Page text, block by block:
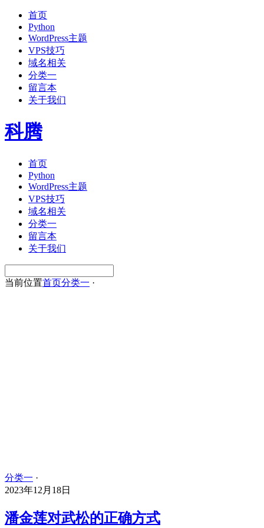
首页
Python
WordPress主题
VPS技巧
域名相关
分类一
留言本
关于我们
科腾
首页
Python
WordPress主题
VPS技巧
域名相关
分类一
留言本
关于我们
当前位置首页分类一 ·
分类一 ·
2023年12月18日
潘金莲对武松的正确方式